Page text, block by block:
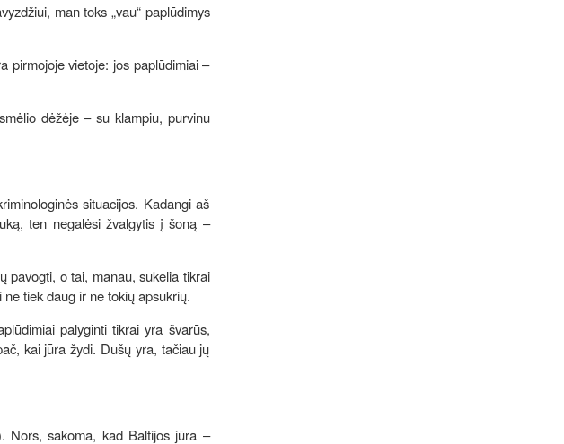
man toks „vau“ paplūdimys
pirmojoje vietoje: jos paplūdimiai –
dėžėje – su klampiu, purvinu
situacijos. Kadangi aš
ten negalėsi žvalgytis į šoną –
pavogti, o tai, manau, sukelia tikrai
tiek daug ir ne tokių apsukrių.
palyginti tikrai yra švarūs,
kai jūra žydi. Dušų yra, tačiau jų
Nors, sakoma, kad Baltijos jūra –